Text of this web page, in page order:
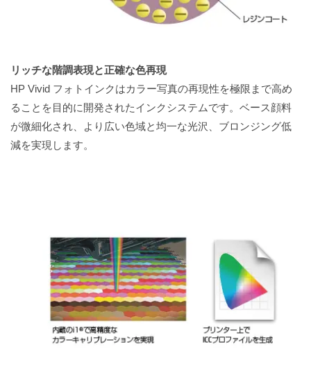
リッチな階調表現と正確な色再現
HP Vivid フォトインクはカラー写真の再現性を極限まで高め
ることを目的に開発されたインクシステムです。ベース顔料
が微細化され、より広い色域と均一な光沢、ブロンジング低
減を実現します。